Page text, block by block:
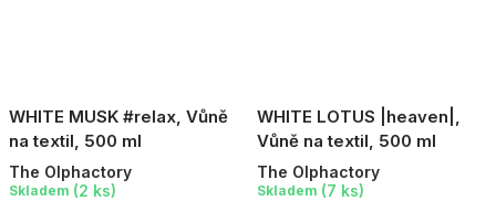
WHITE MUSK #relax, Vůně
na textil, 500 ml
The Olphactory
Skladem (2 ks)
WHITE LOTUS |heaven|,
Vůně na textil, 500 ml
The Olphactory
Skladem (7 ks)